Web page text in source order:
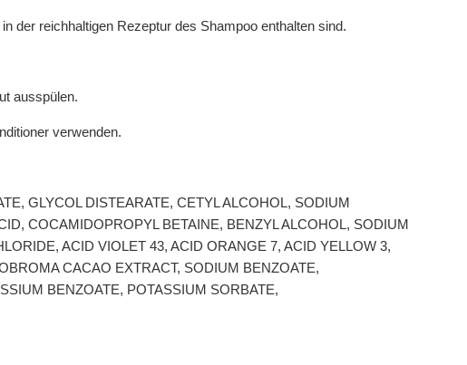
der reichhaltigen Rezeptur des Shampoo enthalten sind.
ausspülen.
verwenden.
GLYCOL DISTEARATE, CETYL ALCOHOL, SODIUM
COCAMIDOPROPYL BETAINE, BENZYL ALCOHOL, SODIUM
ACID VIOLET 43, ACID ORANGE 7, ACID YELLOW 3,
CACAO EXTRACT, SODIUM BENZOATE,
BENZOATE, POTASSIUM SORBATE,